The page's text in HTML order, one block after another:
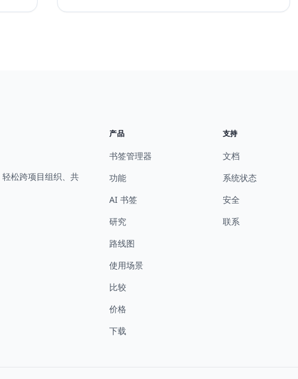
松跨项目组织、共
产品
书签管理器
功能
AI 书签
研究
路线图
使用场景
比较
价格
下载
支持
文档
系统状态
安全
联系